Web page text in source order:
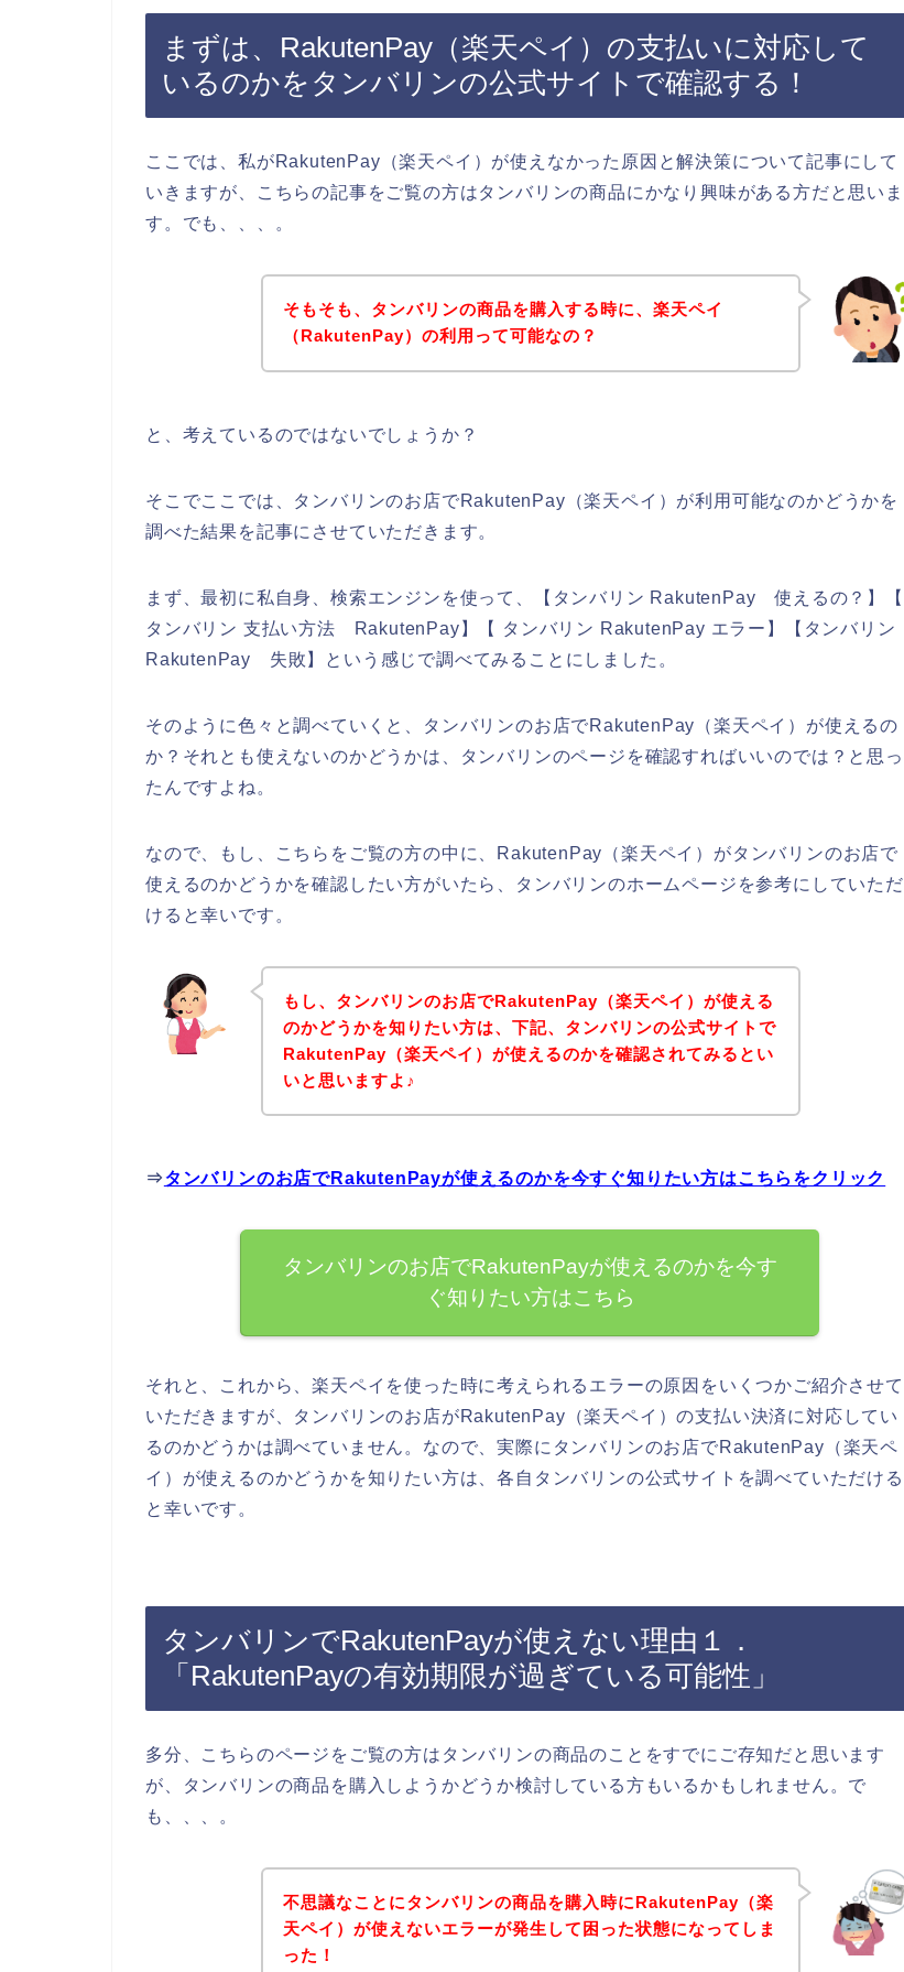
まずは、RakutenPay（楽天ペイ）の支払いに対応して
いるのかをタンバリンの公式サイトで確認する！
ここでは、私がRakutenPay（楽天ペイ）が使えなかった原因と解決策について記事にして
いきますが、こちらの記事をご覧の方はタンバリンの商品にかなり興味がある方だと思いま
す。でも、、、。
そもそも、タンバリンの商品を購入する時に、楽天ペイ
（RakutenPay）の利用って可能なの？
と、考えているのではないでしょうか？
そこでここでは、タンバリンのお店でRakutenPay（楽天ペイ）が利用可能なのかどうかを
調べた結果を記事にさせていただきます。
まず、最初に私自身、検索エンジンを使って、【タンバリン RakutenPay 使えるの？】【
タンバリン 支払い方法 RakutenPay】【 タンバリン RakutenPay エラー】【タンバリン
RakutenPay 失敗】という感じで調べてみることにしました。
そのように色々と調べていくと、タンバリンのお店でRakutenPay（楽天ペイ）が使えるの
か？それとも使えないのかどうかは、タンバリンのページを確認すればいいのでは？と思っ
たんですよね。
なので、もし、こちらをご覧の方の中に、RakutenPay（楽天ペイ）がタンバリンのお店で
使えるのかどうかを確認したい方がいたら、タンバリンのホームページを参考にしていただ
けると幸いです。
もし、タンバリンのお店でRakutenPay（楽天ペイ）が使える
のかどうかを知りたい方は、下記、タンバリンの公式サイトで
RakutenPay（楽天ペイ）が使えるのかを確認されてみるとい
いと思いますよ♪
⇒タンバリンのお店でRakutenPayが使えるのかを今すぐ知りたい方はこちらをクリック
タンバリンのお店でRakutenPayが使えるのかを今す
ぐ知りたい方はこちら
それと、これから、楽天ペイを使った時に考えられるエラーの原因をいくつかご紹介させて
いただきますが、タンバリンのお店がRakutenPay（楽天ペイ）の支払い決済に対応してい
るのかどうかは調べていません。なので、実際にタンバリンのお店でRakutenPay（楽天ペ
イ）が使えるのかどうかを知りたい方は、各自タンバリンの公式サイトを調べていただける
と幸いです。
タンバリンでRakutenPayが使えない理由１．
「RakutenPayの有効期限が過ぎている可能性」
多分、こちらのページをご覧の方はタンバリンの商品のことをすでにご存知だと思います
が、タンバリンの商品を購入しようかどうか検討している方もいるかもしれません。で
も、、、。
不思議なことにタンバリンの商品を購入時にRakutenPay（楽
天ペイ）が使えないエラーが発生して困った状態になってしま
った！